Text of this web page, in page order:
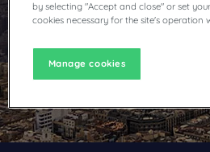
by selecting "Accept and close" or set
cookies necessary for the site's operation
Manage cookies